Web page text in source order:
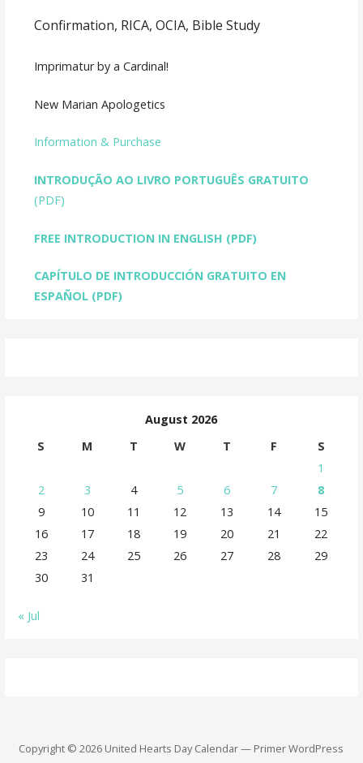
Confirmation, RICA, OCIA, Bible Study
Imprimatur by a Cardinal!
New Marian Apologetics
Information & Purchase
INTRODUÇÃO AO LIVRO PORTUGUÊS GRATUITO
(PDF)
FREE INTRODUCTION IN ENGLISH (PDF)
CAPÍTULO DE INTRODUCCIÓN GRATUITO EN
ESPAÑOL (PDF)
August 2026
S
M T W T F
S
1
2
3 4 5 6 7
8
9
10 11 12 13 14
15
16
17 18 19 20 21
22
23
24 25 26 27 28
29
30
31
« Jul
Copyright © 2026 United Hearts Day Calendar — Primer WordPress